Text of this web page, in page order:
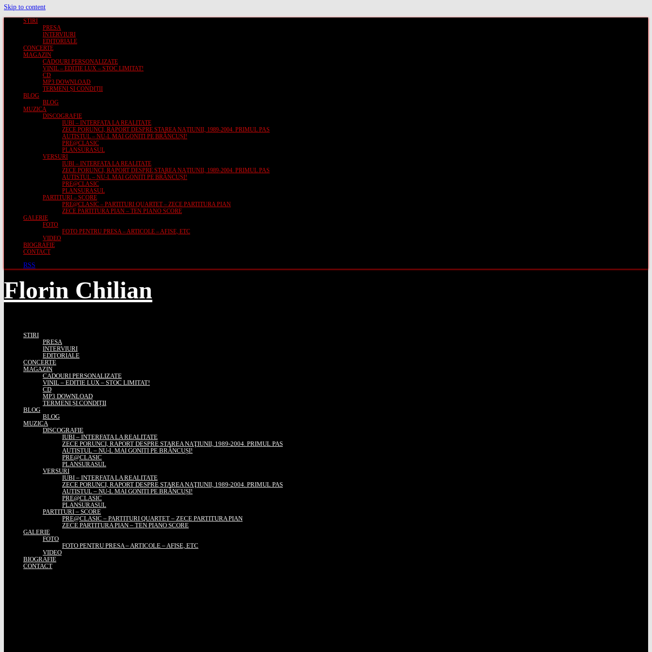
Skip to content
STIRI
PRESA
INTERVIURI
EDITORIALE
CONCERTE
MAGAZIN
CADOURI PERSONALIZATE
VINIL – EDITIE LUX – STOC LIMITAT!
CD
MP3 DOWNLOAD
TERMENI ȘI CONDIȚII
BLOG
BLOG
MUZICA
DISCOGRAFIE
IUBI – INTERFATA LA REALITATE
ZECE PORUNCI, RAPORT DESPRE STAREA NAŢIUNII, 1989-2004. PRIMUL PAS
AUTISTUL – NU-L MAI GONITI PE BRÂNCUȘI!
PRE@CLASIC
PLANSURASUL
VERSURI
IUBI – INTERFATA LA REALITATE
ZECE PORUNCI, RAPORT DESPRE STAREA NAŢIUNII, 1989-2004. PRIMUL PAS
AUTISTUL – NU-L MAI GONITI PE BRÂNCUȘI!
PRE@CLASIC
PLANSURASUL
PARTITURI – SCORE
PRE@CLASIC – PARTITURI QUARTET – ZECE PARTITURA PIAN
ZECE PARTITURA PIAN – TEN PIANO SCORE
GALERIE
FOTO
FOTO PENTRU PRESA – ARTICOLE – AFISE, ETC
VIDEO
BIOGRAFIE
CONTACT
RSS
Florin Chilian
STIRI
PRESA
INTERVIURI
EDITORIALE
CONCERTE
MAGAZIN
CADOURI PERSONALIZATE
VINIL – EDITIE LUX – STOC LIMITAT!
CD
MP3 DOWNLOAD
TERMENI ȘI CONDIȚII
BLOG
BLOG
MUZICA
DISCOGRAFIE
IUBI – INTERFATA LA REALITATE
ZECE PORUNCI, RAPORT DESPRE STAREA NAŢIUNII, 1989-2004. PRIMUL PAS
AUTISTUL – NU-L MAI GONITI PE BRÂNCUȘI!
PRE@CLASIC
PLANSURASUL
VERSURI
IUBI – INTERFATA LA REALITATE
ZECE PORUNCI, RAPORT DESPRE STAREA NAŢIUNII, 1989-2004. PRIMUL PAS
AUTISTUL – NU-L MAI GONITI PE BRÂNCUȘI!
PRE@CLASIC
PLANSURASUL
PARTITURI – SCORE
PRE@CLASIC – PARTITURI QUARTET – ZECE PARTITURA PIAN
ZECE PARTITURA PIAN – TEN PIANO SCORE
GALERIE
FOTO
FOTO PENTRU PRESA – ARTICOLE – AFISE, ETC
VIDEO
BIOGRAFIE
CONTACT